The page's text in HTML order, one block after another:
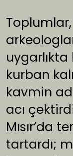
uygarlıkta
kurban
kavmin
acı
Mısır’da
tartardı;